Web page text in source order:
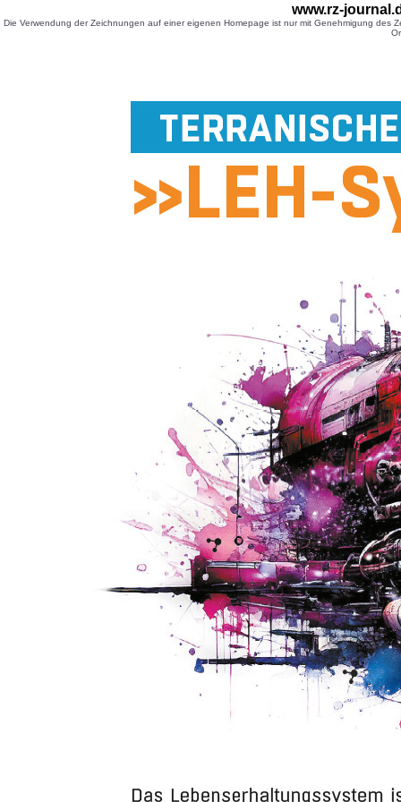
www.rz-
Die Verwendung der Zeichnungen auf einer eigenen Homepage ist nur mit Genehmigung